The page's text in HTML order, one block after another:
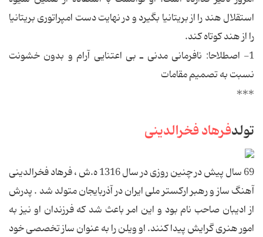
استقلال هند را از بریتانیا بگیرد و در نهایت دست امپراتوری بریتانیا
را از هند کوتاه کند.
1- اصطلاحا: نافرمانی مدنی ـ بی اعتنایی آرام و بدون خشونت
نسبت به تصمیم مقامات
***
تولدفرهاد فخرالدینی
69 سال پیش در چنین روزی در سال 1316 ه.ش ، فرهاد فخرالدینی
آهنگ ساز و رهبر ارکستر ملی ایران در آذربایجان متولد شد . پدرش
از ادیبان صاحب نام بود و این امر باعث شد که فرزندان او نیز به
امور هنری گرایش پیدا کنند. او ویلن را به عنوان ساز تخصصی خود